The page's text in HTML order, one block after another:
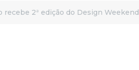
recebe 2ª edição do Design Weekend